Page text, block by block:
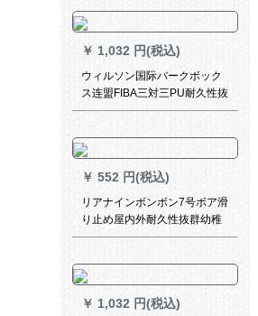
￥ 1,032 円(税込)
ウィルソン国际バークボック
ス连盟FIBA三対三PU耐久性抜
抜群3 X 3室内室外三人ボスト
试合バケックWT 0532 XDEF-
复刻版5番
￥ 552 円(税込)
リアナインボンボン7号ボア滑
り止め屋内外耐久性抜群幼稚
园児トレニン公式试合ボア7号
￥ 1,032 円(税込)